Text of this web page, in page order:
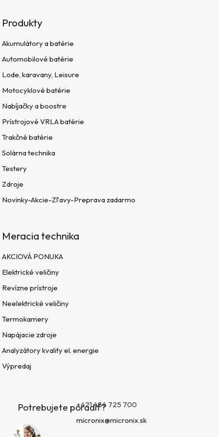
Produkty
Akumulátory a batérie
Automobilové batérie
Lode, karavany, Leisure
Motocyklové batérie
Nabíjačky a boostre
Prístrojové VRLA batérie
Trakčné batérie
Solárna technika
Testery
Zdroje
Novinky-Akcie-Zľavy-Preprava zadarmo
Meracia technika
AKCIOVÁ PONUKA
Elektrické veličiny
Revízne prístroje
Neelektrické veličiny
Termokamery
Napájacie zdroje
Analyzátory kvality el. energie
Výpredaj
Potrebujete poradiť?+421 484 725 700
micronix@micronix.sk